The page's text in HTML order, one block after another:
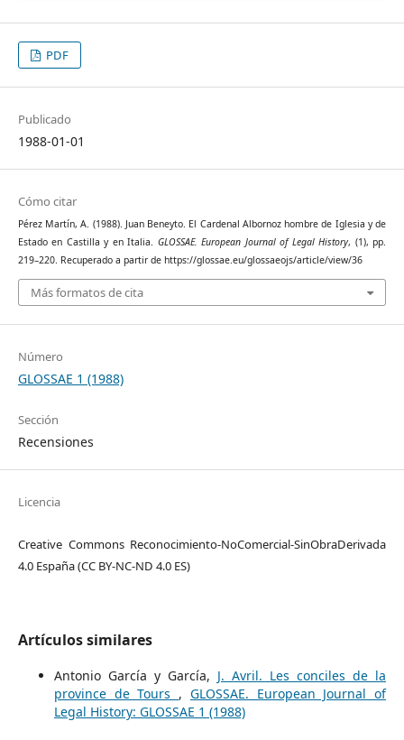
PDF
Publicado
1988-01-01
Cómo citar
Pérez Martín, A. (1988). Juan Beneyto. El Cardenal Albornoz hombre de Iglesia y de
Estado en Castilla y en Italia. GLOSSAE. European Journal of Legal History, (1), pp.
219–220. Recuperado a partir de https://glossae.eu/glossaeojs/article/view/36
Más formatos de cita
Número
GLOSSAE 1 (1988)
Sección
Recensiones
Licencia
Creative Commons Reconocimiento-NoComercial-SinObraDerivada
4.0 España (CC BY-NC-ND 4.0 ES)
Artículos similares
Antonio García y García, J. Avril. Les conciles de la
province de Tours , GLOSSAE. European Journal of
Legal History: GLOSSAE 1 (1988)